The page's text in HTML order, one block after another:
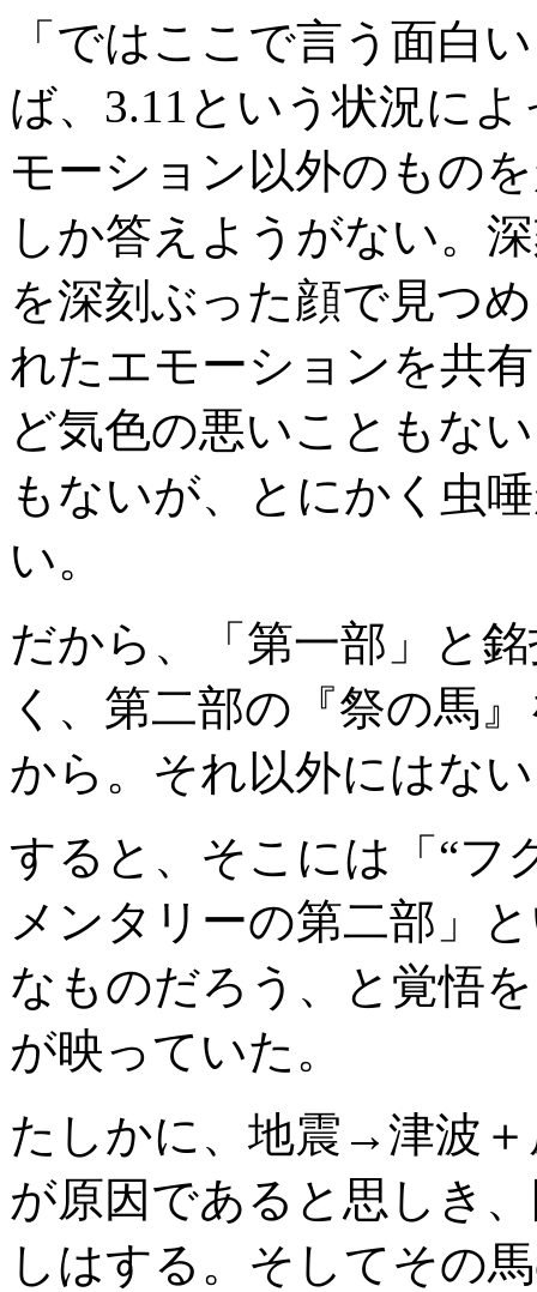
「ではここで言う面白
ば、3.11という状況に
モーション以外のもの
しか答えようがない。
を深刻ぶった顔で見つ
れたエモーションを共
ど気色の悪いこともな
もないが、とにかく虫
い。
だから、「第一部」と
く、第二部の『祭の馬
から。それ以外にはな
すると、そこには「“フ
メンタリーの第二部」
なものだろう、と覚悟
が映っていた。
たしかに、地震→津波
が原因であると思しき
しはする。そしてその